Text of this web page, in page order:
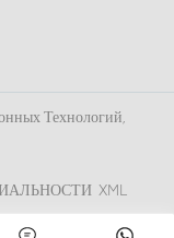
Технологий,
XML